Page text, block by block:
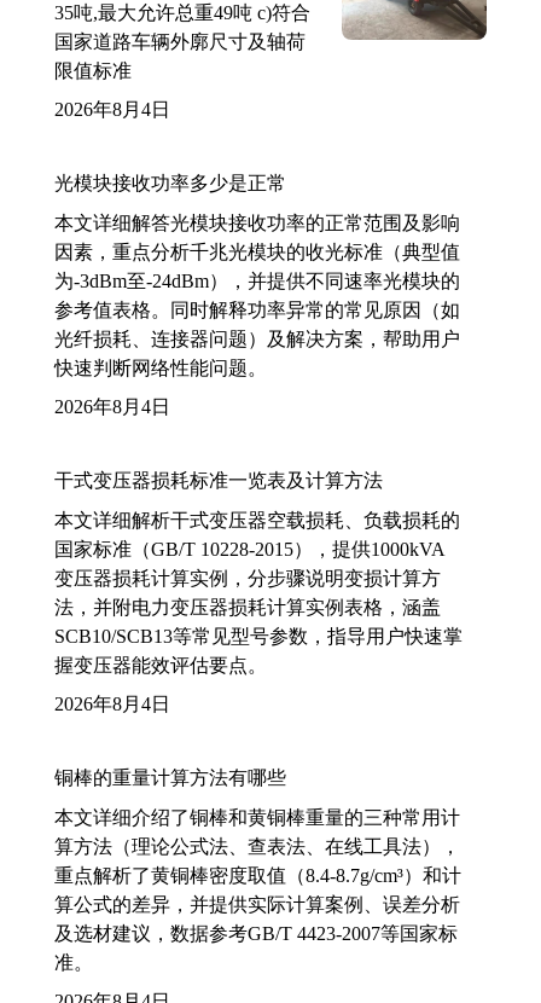
35吨,最大允许总重49吨 c)符合
国家道路车辆外廓尺寸及轴荷
限值标准
2026年8月4日
光模块接收功率多少是正常
本文详细解答光模块接收功率的正常范围及影响
因素，重点分析千兆光模块的收光标准（典型值
为-3dBm至-24dBm），并提供不同速率光模块的
参考值表格。同时解释功率异常的常见原因（如
光纤损耗、连接器问题）及解决方案，帮助用户
快速判断网络性能问题。
2026年8月4日
干式变压器损耗标准一览表及计算方法
本文详细解析干式变压器空载损耗、负载损耗的
国家标准（GB/T 10228-2015），提供1000kVA
变压器损耗计算实例，分步骤说明变损计算方
法，并附电力变压器损耗计算实例表格，涵盖
SCB10/SCB13等常见型号参数，指导用户快速掌
握变压器能效评估要点。
2026年8月4日
铜棒的重量计算方法有哪些
本文详细介绍了铜棒和黄铜棒重量的三种常用计
算方法（理论公式法、查表法、在线工具法），
重点解析了黄铜棒密度取值（8.4-8.7g/cm³）和计
算公式的差异，并提供实际计算案例、误差分析
及选材建议，数据参考GB/T 4423-2007等国家标
准。